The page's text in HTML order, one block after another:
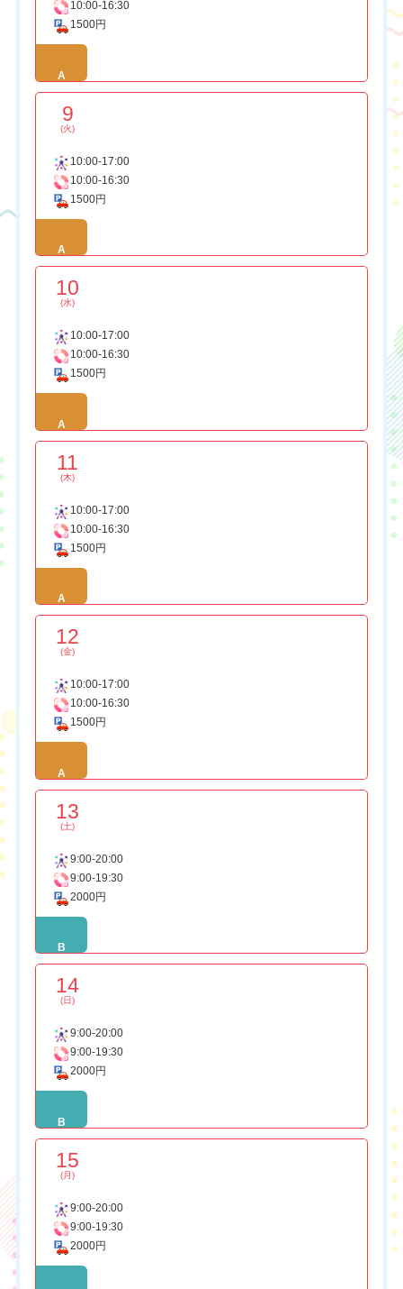
10:00-16:30
1500円
A
9
(火)
10:00-17:00
10:00-16:30
1500円
A
10
(水)
10:00-17:00
10:00-16:30
1500円
A
11
(木)
10:00-17:00
10:00-16:30
1500円
A
12
(金)
10:00-17:00
10:00-16:30
1500円
A
13
(土)
9:00-20:00
9:00-19:30
2000円
B
14
(日)
9:00-20:00
9:00-19:30
2000円
B
15
(月)
9:00-20:00
9:00-19:30
2000円